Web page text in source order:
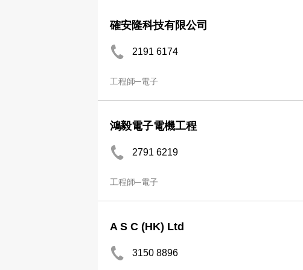
確安隆科技有限公司
2191 6174
工程師─電子
鴻毅電子電機工程
2791 6219
工程師─電子
A S C (HK) Ltd
3150 8896